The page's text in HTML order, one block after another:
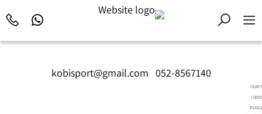
kobisport@gmail.com 052-8567140
דיאטה
ותזונה
בשיטת